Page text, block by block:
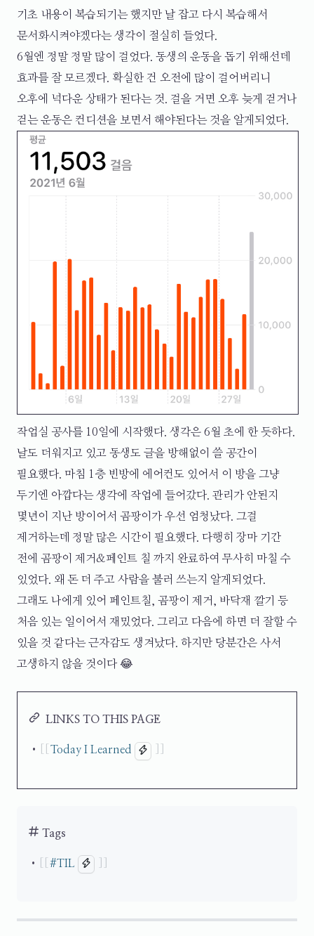
기초 내용이 복습되기는 했지만 날 잡고 다시 복습해서
문서화시켜야겠다는 생각이 절실히 들었다.
6월엔 정말 정말 많이 걸었다. 동생의 운동을 돕기 위해선데
효과를 잘 모르겠다. 확실한 건 오전에 많이 걸어버리니
오후에 넉다운 상태가 된다는 것. 걸을 거면 오후 늦게 걷거나
걷는 운동은 컨디션을 보면서 해야된다는 것을 알게되었다.
작업실 공사를 10일에 시작했다. 생각은 6월 초에 한 듯하다.
날도 더워지고 있고 동생도 글을 방해없이 쓸 공간이
필요했다. 마침 1층 빈방에 에어컨도 있어서 이 방을 그냥
두기엔 아깝다는 생각에 작업에 들어갔다. 관리가 안된지
몇년이 지난 방이어서 곰팡이가 우선 엄청났다. 그걸
제거하는데 정말 많은 시간이 필요했다. 다행히 장마 기간
전에 곰팡이 제거&페인트 칠 까지 완료하여 무사히 마칠 수
있었다. 왜 돈 더 주고 사람을 불러 쓰는지 알게되었다.
그래도 나에게 있어 페인트칠, 곰팡이 제거, 바닥재 깔기 등
처음 있는 일이어서 재밌었다. 그리고 다음에 하면 더 잘할 수
있을 것 같다는 근자감도 생겨났다. 하지만 당분간은 사서
고생하지 않을 것이다 😂
LINKS TO THIS PAGE
Today I Learned
Tags
#TIL